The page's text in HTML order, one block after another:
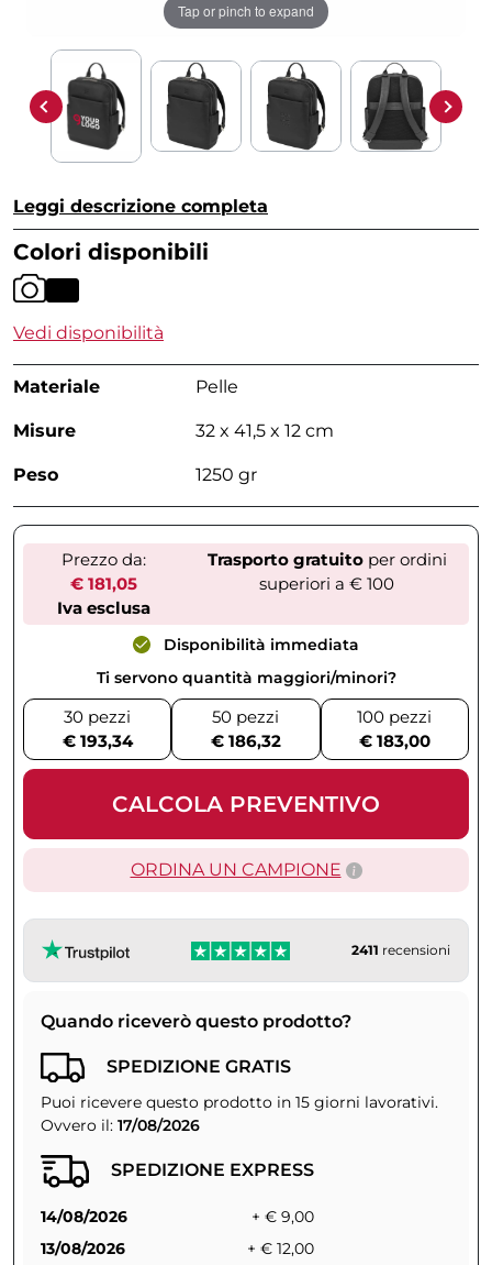
Tap or pinch to expand
Leggi descrizione completa
Colori disponibili
Vedi disponibilità
Materiale Pelle
Misure 32 x 41,5 x 12 cm
Peso 1250 gr
Prezzo da:
€ 181,05
Iva esclusa
Trasporto gratuitoper ordini
superiori a € 100
Disponibilità immediata
Ti servono quantità maggiori/minori?
30 pezzi
€ 193,34
50 pezzi
€ 186,32
100 pezzi
€ 183,00
CALCOLA PREVENTIVO
ORDINA UN CAMPIONE
2411 recensioni
Quando riceverò questo prodotto?
SPEDIZIONE GRATIS
Puoi ricevere questo prodotto in 15 giorni lavorativi.
Ovvero il: 17/08/2026
SPEDIZIONE EXPRESS
14/08/2026
+ € 9,00
13/08/2026
+ € 12,00